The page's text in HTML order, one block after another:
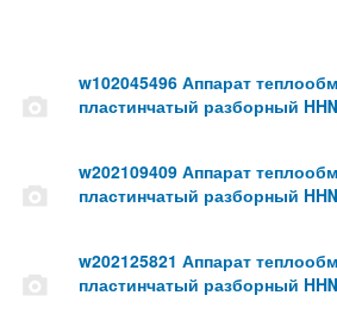
w102045496 Аппарат
пластинчатый разборный
w202109409 Аппарат
пластинчатый разборный
w202125821 Аппарат
пластинчатый разборный